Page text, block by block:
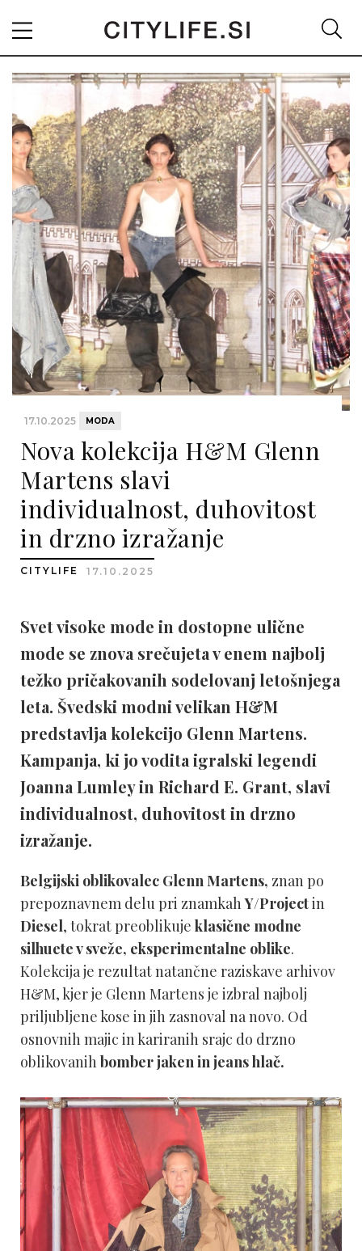
17.10.2025 MODA
Nova kolekcija H&M Glenn
Martens slavi
individualnost, duhovitost
in drzno izražanje
CITYLIFE 17.10.2025
Svet visoke mode in dostopne ulične
mode se znova srečujeta v enem najbolj
težko pričakovanih sodelovanj letošnjega
leta. Švedski modni velikan H&M
predstavlja kolekcijo Glenn Martens.
Kampanja, ki jo vodita igralski legendi
Joanna Lumley in Richard E. Grant, slavi
individualnost, duhovitost in drzno
izražanje.
Belgijski oblikovalec Glenn Martens, znan po
prepoznavnem delu pri znamkahY/Projectin
Diesel, tokrat preoblikuje klasične modne
silhuete v sveže, eksperimentalne oblike.
Kolekcija je rezultat natančne raziskave arhivov
H&M, kjer je Glenn Martens je izbral najbolj
priljubljene kose in jih zasnoval na novo. Od
osnovnih majic in kariranih srajc do drzno
oblikovanihbomber jaken in jeans hlač.